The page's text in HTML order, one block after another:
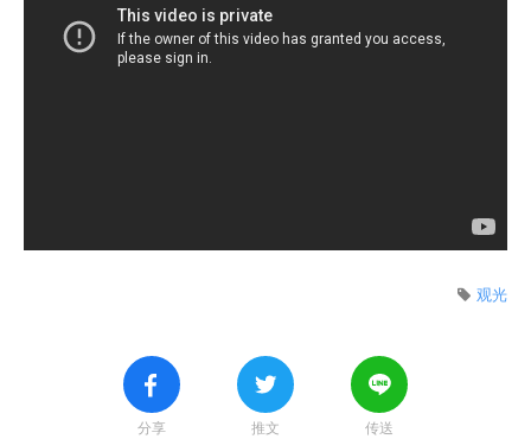
观光
分享 推文 传送